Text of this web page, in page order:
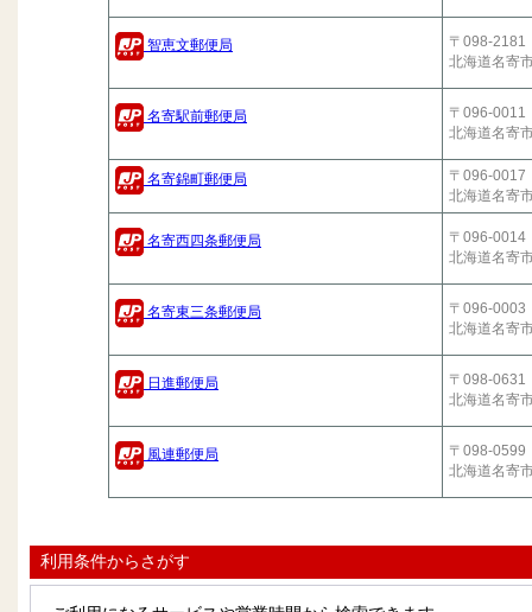
智恵文郵便局
〒098-2181
北海道名寄
名寄駅前郵便局
〒096-0011
北海道名寄
名寄錦町郵便局
〒096-0017
北海道名寄
名寄西四条郵便局
〒096-0014
北海道名寄
名寄東三条郵便局
〒096-0003
北海道名寄
日進郵便局
〒098-0631
北海道名寄
風連郵便局
〒098-0599
北海道名寄
利用条件からさがす